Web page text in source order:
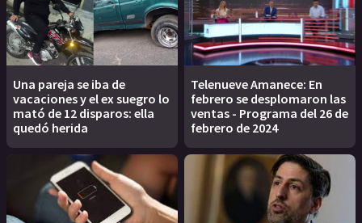
Una pareja se iba de
vacaciones y el ex suegro lo
mató de 12 disparos: ella
quedó herida
Telenueve Amanece: En
febrero se desplomaron las
ventas - Programa del 26 de
febrero de 2024